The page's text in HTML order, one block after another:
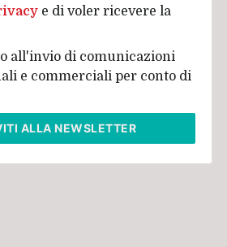
e di voler ricevere la
all'invio di comunicazioni
e commerciali per conto di
ALLA NEWSLETTER